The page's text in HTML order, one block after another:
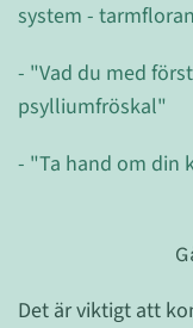
system -
- "Vad du med
psylliumfröskal"
- "Ta hand om din
Det är viktigt att